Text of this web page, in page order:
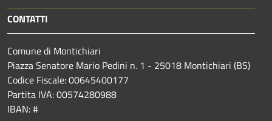
CONTATTI
Comune di Montichiari
Piazza Senatore Mario Pedini n. 1 - 25018 Montichiari (BS)
Codice Fiscale: 00645400177
Partita IVA: 00574280988
IBAN: #